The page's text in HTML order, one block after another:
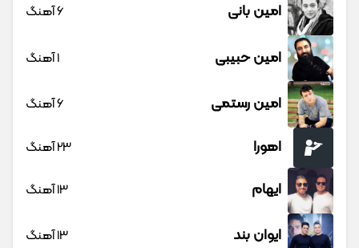
امین بانی 6 آهنگ
امین حبیبی 1 آهنگ
امین رستمی 6 آهنگ
اهورا 23 آهنگ
ایهام 13 آهنگ
ایوان بند 13 آهنگ